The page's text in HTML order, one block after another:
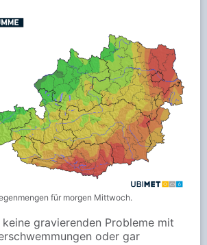
für morgen Mittwoch.
gravierenden Probleme mit
oder gar